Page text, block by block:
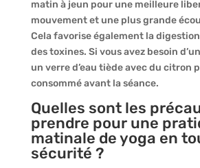
matin à jeun pour une meilleure
mouvement et une plus grande
Cela favorise également la
des toxines. Si vous avez besoin
un verre d’eau tiède avec du citron
consommé avant la séance.
Quelles sont les
prendre pour une
matinale de yoga en
sécurité ?